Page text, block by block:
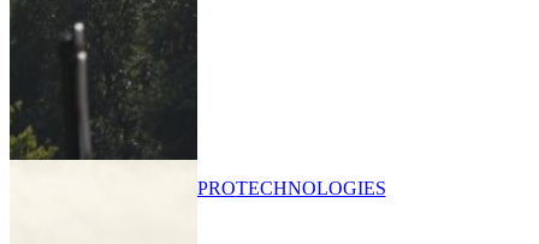
PROTECHNOLOGIES